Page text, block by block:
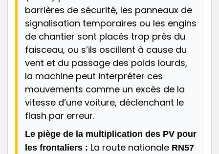
barrières de sécurité, les panneaux de
signalisation temporaires ou les engins
de chantier sont placés trop près du
faisceau, ou s’ils oscillent à cause du
vent et du passage des poids lourds,
la machine peut interpréter ces
mouvements comme un excès de la
vitesse d’une voiture, déclenchant le
flash par erreur.
Le piège de la multiplication des PV pour
les frontaliers : La route nationale RN57